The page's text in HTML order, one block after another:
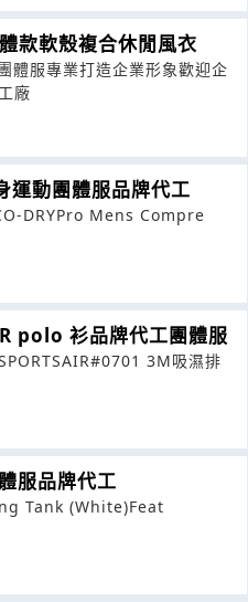
款軟殼複合休閒風衣
體服專業打造企業形象歡迎企
廠
動團體服品牌代工
DRYPro Mens Compre
polo 衫品牌代工團體服
3M吸濕排
服品牌代工
Tank (White)Feat